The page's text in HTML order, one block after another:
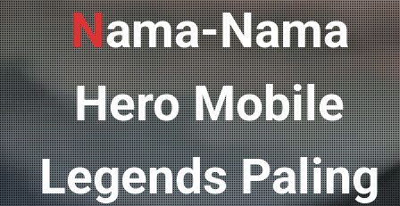
Nama-Nama
Hero Mobile
Legends Paling